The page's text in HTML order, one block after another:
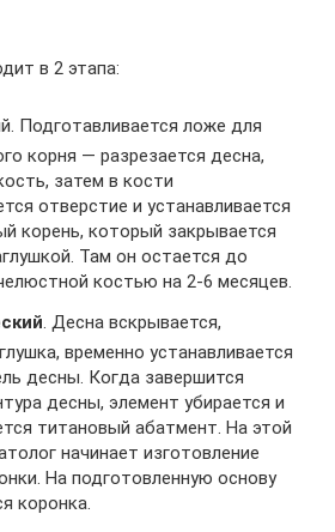
в 2 этапа:
Подготавливается ложе для
корня — разрезается десна,
затем в кости
отверстие и устанавливается
корень, который закрывается
Там он остается до
костью на 2-6 месяцев.
. Десна вскрывается,
временно устанавливается
десны. Когда завершится
десны, элемент убирается и
титановый абатмент. На этой
начинает изготовление
На подготовленную основу
коронка.